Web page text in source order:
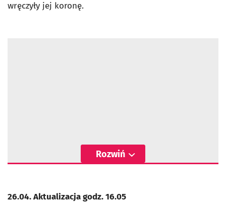
wręczyły jej koronę.
Rozwiń
26.04. Aktualizacja godz. 16.05